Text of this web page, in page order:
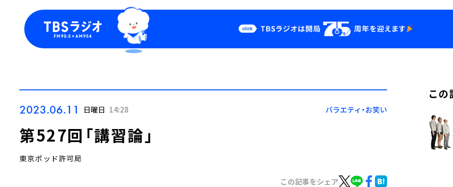
Podcast
YouTube
会社情報
2023.06.11 日曜日 14:28 バラエティ・お笑い
第527回「講習論」
東京ポッド許可局
この記事をシェア
この